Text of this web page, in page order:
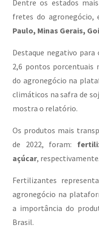
Dentre os estados
fretes do agronegócio,
Paulo, Minas Gerais,
Destaque negativo para
2,6 pontos porcentuais
do agronegócio na
climáticos na safra de
mostra o relatório.
Os produtos mais
de 2022, foram:
açúcar, respectivamente.
Fertilizantes
agronegócio na
a importância do
Brasil.